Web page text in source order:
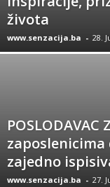
života
www.senzacija.ba - 28.
POSLODAVAC
zajedno
www.senzacija.ba - 27.